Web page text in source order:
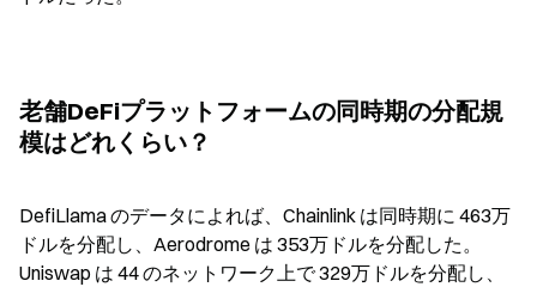
老舗DeFiプラットフォームの同時期の分配規
模はどれくらい？
DefiLlama のデータによれば、Chainlink は同時期に 463万
ドルを分配し、Aerodrome は 353万ドルを分配した。
Uniswap は 44 のネットワーク上で 329万ドルを分配し、